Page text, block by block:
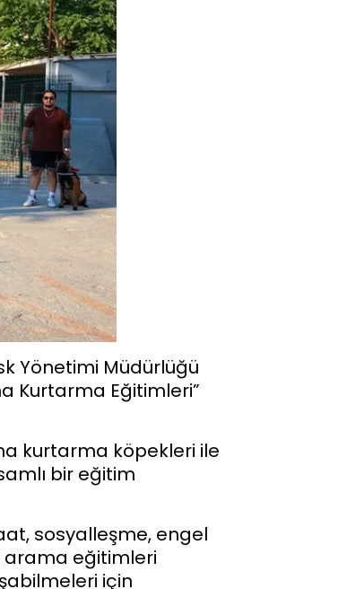
Yönetimi Müdürlüğü
Kurtarma Eğitimleri”
kurtarma köpekleri ile
bir eğitim
sosyalleşme, engel
arama eğitimleri
için